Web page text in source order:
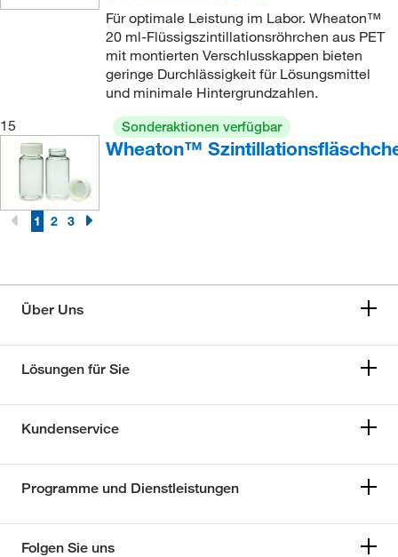
Für optimale Leistung im Labor. Wheaton™
20 ml-Flüssigszintillationsröhrchen aus PET
mit montierten Verschlusskappen bieten
geringe Durchlässigkeit für Lösungsmittel
und minimale Hintergrundzahlen.
15
Sonderaktionen verfügbar
Wheaton™
1 2 3
Über Uns
Lösungen für Sie
Kundenservice
Programme und Dienstleistungen
Folgen Sie uns